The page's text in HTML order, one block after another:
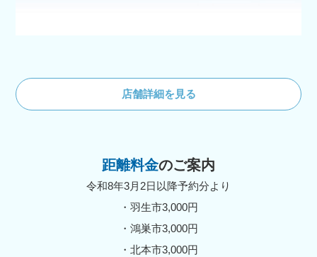
店舗詳細を見る
距離料金のご案内
令和8年3月2日以降予約分より
・羽生市3,000円
・鴻巣市3,000円
・北本市3,000円